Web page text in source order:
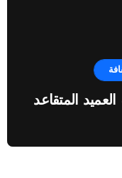
المتقاعد